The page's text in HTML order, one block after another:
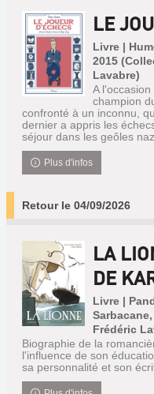
LE
Livre |
2015
Lavabre)
A
champion
confronté à un inconnu,
dernier a appris les
séjour dans les geôles
Plus d'infos
Retour le 04/09/2026
LA
DE
Livre |
Frédéric
Biographie de la
l'influence de son
sa personnalité et son